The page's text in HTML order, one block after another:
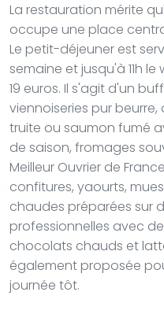
La restauration mérite
occupe une place
Le petit-déjeuner est
semaine et jusqu'à 11h
19 euros. Il s'agit d'un
viennoiseries pur
truite ou saumon fumé
de saison, fromages
Meilleur Ouvrier de
confitures, yaourts,
chaudes préparées sur
professionnelles avec
chocolats chauds et
également proposée
journée tôt.